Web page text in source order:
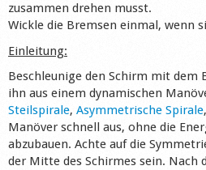
zusammen drehen musst.
Wickle die Bremsen einmal, wenn
Einleitung:
Beschleunige den Schirm mit dem
ihn aus einem dynamischen
Steilspirale, Asymmetrische Spirale,
Manöver schnell aus, ohne die
abzubauen. Achte auf die
der Mitte des Schirmes sein. Nach